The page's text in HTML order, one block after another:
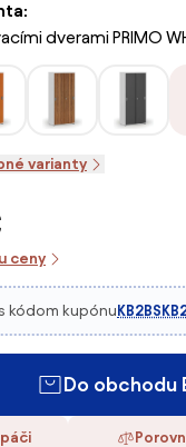
dverami PRIMO
varianty
ceny
kódom kupónu
Do obchodu